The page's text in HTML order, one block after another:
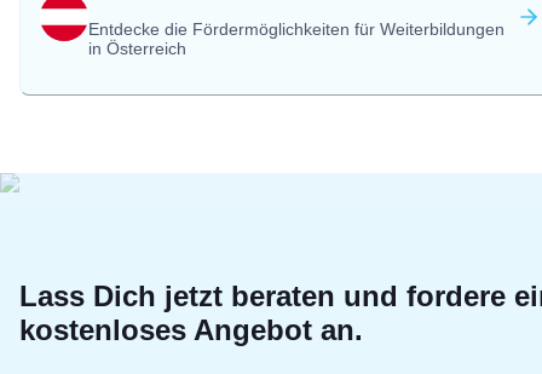
Entdecke die Fördermöglichkeiten für Weiterbildungen
in Österreich
Lass Dich jetzt beraten und fordere
kostenloses Angebot an.